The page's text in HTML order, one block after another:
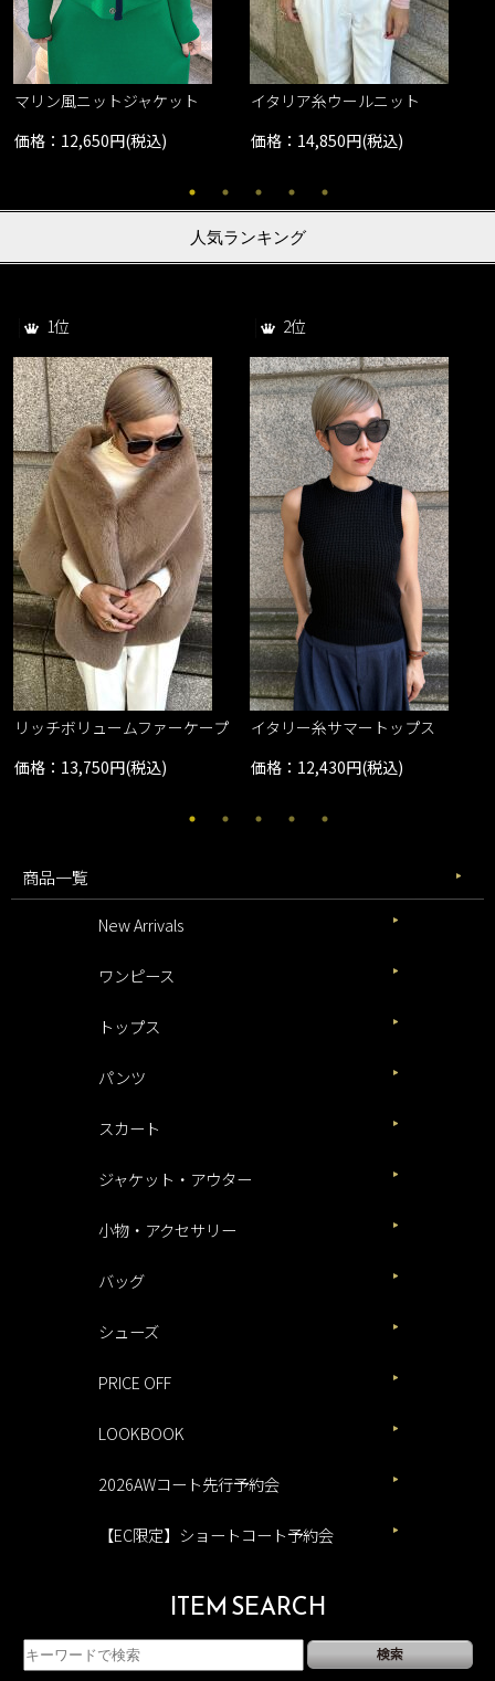
マリン風ニットジャケット
価格：12,650円(税込)
イタリア糸ウールニット
価格：14,850円(税込)
人気ランキング
1位
リッチボリュームファーケープ
価格：13,750円(税込)
2位
イタリー糸サマートップス
価格：12,430円(税込)
商品一覧
New Arrivals
ワンピース
トップス
パンツ
スカート
ジャケット・アウター
小物・アクセサリー
バッグ
シューズ
PRICE OFF
LOOKBOOK
2026AWコート先行予約会
【EC限定】ショートコート予約会
ITEM SEARCH